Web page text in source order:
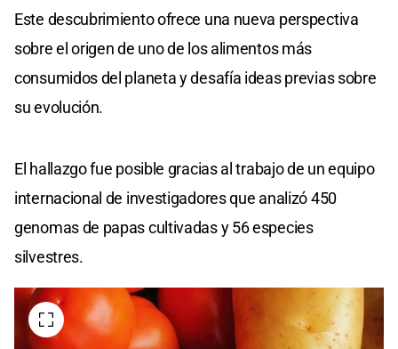
Este descubrimiento ofrece una nueva perspectiva
sobre el origen de uno de los alimentos más
consumidos del planeta y desafía ideas previas sobre
su evolución.
El hallazgo fue posible gracias al trabajo de un equipo
internacional de investigadores que analizó 450
genomas de papas cultivadas y 56 especies
silvestres.